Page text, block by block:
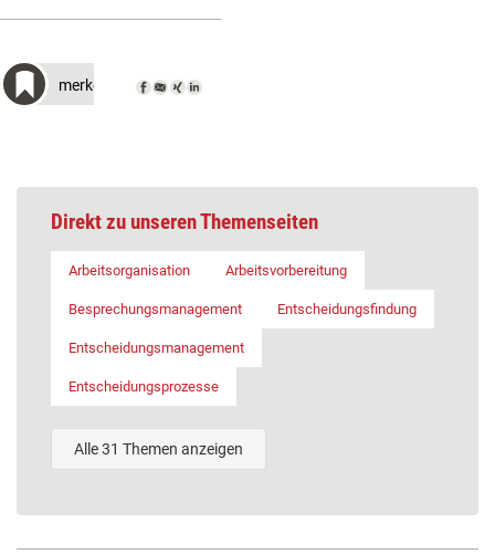
merken
Direkt zu unseren Themenseiten
Arbeitsorganisation Arbeitsvorbereitung
Besprechungsmanagement Entscheidungsfindung
Entscheidungsmanagement
Entscheidungsprozesse
Alle 31 Themen anzeigen